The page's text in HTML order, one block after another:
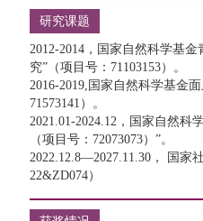
研究课题
2012-2014，国家自然科学基
究”（项目号：71103153）。
2016-2019,国家自然科学基金
71573141）。
2021.01-2024.12，国家自然
（项目号：72073073）”。
2022.12.8—2027.11.30， 国家
22&ZD074）